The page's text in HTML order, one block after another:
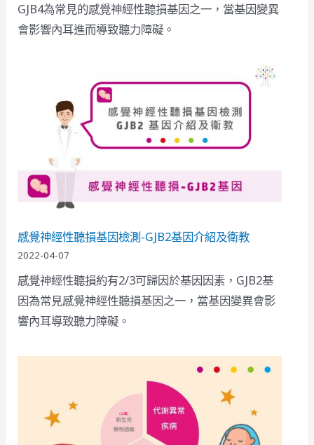
GJB4為常見的感覺神經性聽損基因之一，當基因變異
會影響內耳進而導致聽力障礙。
感覺神經性聽損基因檢測-GJB2基因介紹及衛教
2022-04-07
感覺神經性聽損約有2/3可歸因於基因因素，GJB2基
因為常見感覺神經性聽損基因之一，當基因變異會影
響內耳導致聽力障礙。